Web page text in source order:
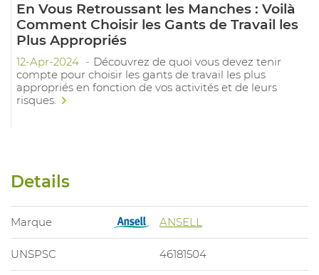
En Vous Retroussant les Manches : Voilà
Comment Choisir les Gants de Travail les
Plus Appropriés
12-Apr-2024
Découvrez de quoi vous devez tenir
compte pour choisir les gants de travail les plus
appropriés en fonction de vos activités et de leurs
risques.
Details
Marque ANSELL
UNSPSC 46181504